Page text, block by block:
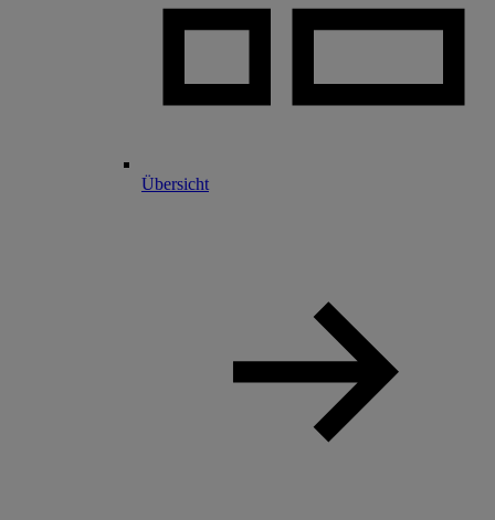
Übersicht